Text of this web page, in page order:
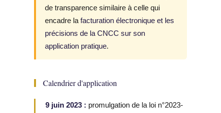
de transparence similaire à celle qui
encadre la facturation électronique et les
précisions de la CNCC sur son
application pratique.
Calendrier d'application
9 juin 2023 : promulgation de la loi n°2023-